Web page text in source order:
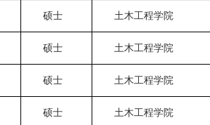
硕士 土木工程学院
硕士 土木工程学院
硕士 土木工程学院
硕士 土木工程学院